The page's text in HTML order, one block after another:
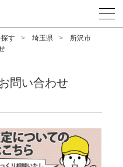
す 埼玉県
所沢市
問い合わせ